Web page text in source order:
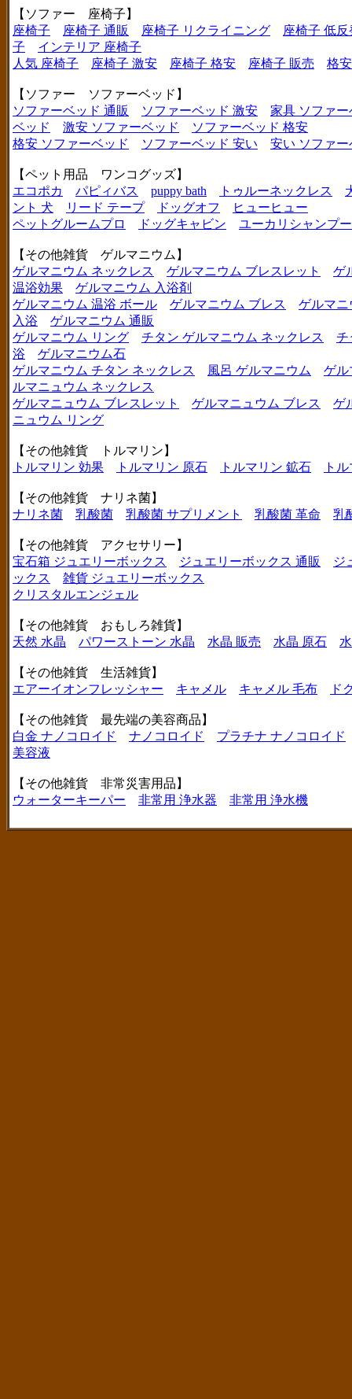
【ソファー 座椅子】
座椅子
座椅子 通販 座椅子 リクライニング
座椅子 低反
子
インテリア 座椅子
人気 座椅子
座椅子 激安 座椅子 格安 座椅子 販売 格
【ソファー ソファーベッド】
ソファーベッド 通販
ソファーベッド 激安
家具 ソファー
ベッド
激安 ソファーベッド
ソファーベッド 格安
格安 ソファーベッド
ソファーベッド 安い 安い ソファー
【ペット用品 ワンコグッズ】
エコポカ
パピィバス puppy bath トゥルーネックレス
ント 犬
リード テープ ドッグオフ
ヒューヒュー
ペットグルームプロ
ドッグキャビン ユーカリシャンプー
【その他雑貨 ゲルマニウム】
ゲルマニウム ネックレス
ゲルマニウム ブレスレット
ゲ
温浴効果
ゲルマニウム 入浴剤
ゲルマニウム 温浴 ボール
ゲルマニウム ブレス
ゲルマニ
入浴
ゲルマニウム 通販
ゲルマニウム リング
チタン ゲルマニウム ネックレス
チ
浴
ゲルマニウム石
ゲルマニウム チタン ネックレス
風呂 ゲルマニウム
ゲル
ルマニュウム ネックレス
ゲルマニュウム ブレスレット
ゲルマニュウム ブレス
ゲ
ニュウム リング
【その他雑貨 トルマリン】
トルマリン 効果
トルマリン 原石 トルマリン 鉱石 ト
【その他雑貨 ナリネ菌】
ナリネ菌
乳酸菌 乳酸菌 サプリメント 乳酸菌 革命 乳
【その他雑貨 アクセサリー】
宝石箱 ジュエリーボックス
ジュエリーボックス 通販
ジ
ックス
雑貨 ジュエリーボックス
クリスタルエンジェル
【その他雑貨 おもしろ雑貨】
天然 水晶
パワーストーン 水晶 水晶 販売 水晶 原石
【その他雑貨 生活雑貨】
エアーイオンフレッシャー
キャメル キャメル 毛布 ド
【その他雑貨 最先端の美容商品】
白金 ナノコロイド
ナノコロイド
プラチナ ナノコロイド
美容液
【その他雑貨 非常災害用品】
ウォーターキーパー
非常用 浄水器 非常用 浄水機